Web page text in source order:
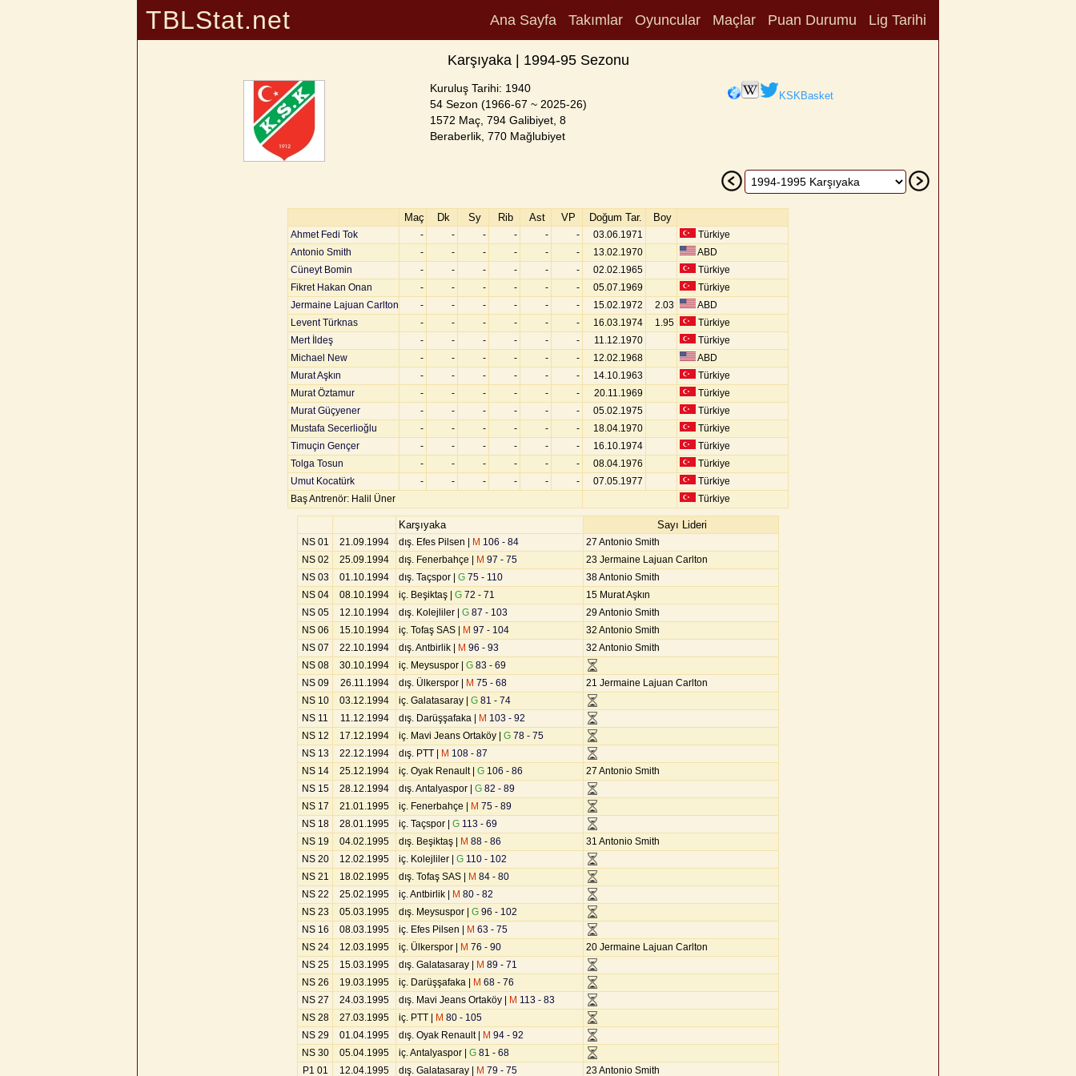
TBLStat.net Ana Sayfa Takımlar Oyuncular Maçlar Puan Durumu Lig Tarihi
Karşıyaka | 1994-95 Sezonu
Kuruluş Tarihi: 1940
54 Sezon (1966-67 ~ 2025-26)
1572 Maç, 794 Galibiyet, 8
Beraberlik, 770 Mağlubiyet
KSKBasket
Maç Dk Sy Rib Ast VP Doğum Tar. Boy
Ahmet Fedi Tok - - - - - - 03.06.1971
Türkiye
Antonio Smith
- - - - - - 13.02.1970
ABD
Cüneyt Bomin
- - - - - - 02.02.1965
Türkiye
Fikret Hakan Onan
- - - - - - 05.07.1969
Türkiye
Jermaine Lajuan Carlton
- - - - - - 15.02.1972 2.03
ABD
Levent Türknas
- - - - - - 16.03.1974 1.95
Türkiye
Mert İldeş
- - - - - - 11.12.1970
Türkiye
Michael New
- - - - - - 12.02.1968
ABD
Murat Aşkın
- - - - - - 14.10.1963
Türkiye
Murat Öztamur
- - - - - - 20.11.1969
Türkiye
Murat Güçyener
- - - - - - 05.02.1975
Türkiye
Mustafa Secerlioğlu
- - - - - - 18.04.1970
Türkiye
Timuçin Gençer
- - - - - - 16.10.1974
Türkiye
Tolga Tosun
- - - - - - 08.04.1976
Türkiye
Umut Kocatürk
- - - - - - 07.05.1977
Türkiye
Baş Antrenör: Halil Üner
Türkiye
Karşıyaka Sayı Lideri
NS 01 21.09.1994 dış. Efes Pilsen | M 106 - 84
27 Antonio Smith
NS 02
25.09.1994 dış. Fenerbahçe | M 97 - 75
23 Jermaine Lajuan Carlton
NS 03
01.10.1994 dış. Taçspor | G 75 - 110
38 Antonio Smith
NS 04
08.10.1994 iç. Beşiktaş | G 72 - 71
15 Murat Aşkın
NS 05
12.10.1994 dış. Kolejliler | G 87 - 103
29 Antonio Smith
NS 06
15.10.1994 iç. Tofaş SAS | M 97 - 104
32 Antonio Smith
NS 07
22.10.1994 dış. Antbirlik | M 96 - 93
32 Antonio Smith
NS 08
30.10.1994 iç. Meysuspor | G 83 - 69
NS 09
26.11.1994 dış. Ülkerspor | M 75 - 68
21 Jermaine Lajuan Carlton
NS 10
03.12.1994 iç. Galatasaray | G 81 - 74
NS 11
11.12.1994 dış. Darüşşafaka | M 103 - 92
NS 12
17.12.1994 iç. Mavi Jeans Ortaköy | G 78 - 75
NS 13
22.12.1994 dış. PTT | M 108 - 87
NS 14
25.12.1994 iç. Oyak Renault | G 106 - 86
27 Antonio Smith
NS 15
28.12.1994 dış. Antalyaspor | G 82 - 89
NS 17
21.01.1995 iç. Fenerbahçe | M 75 - 89
NS 18
28.01.1995 iç. Taçspor | G 113 - 69
NS 19
04.02.1995 dış. Beşiktaş | M 88 - 86
31 Antonio Smith
NS 20
12.02.1995 iç. Kolejliler | G 110 - 102
NS 21
18.02.1995 dış. Tofaş SAS | M 84 - 80
NS 22
25.02.1995 iç. Antbirlik | M 80 - 82
NS 23
05.03.1995 dış. Meysuspor | G 96 - 102
NS 16
08.03.1995 iç. Efes Pilsen | M 63 - 75
NS 24
12.03.1995 iç. Ülkerspor | M 76 - 90
20 Jermaine Lajuan Carlton
NS 25
15.03.1995 dış. Galatasaray | M 89 - 71
NS 26
19.03.1995 iç. Darüşşafaka | M 68 - 76
NS 27
24.03.1995 dış. Mavi Jeans Ortaköy | M 113 - 83
NS 28
27.03.1995 iç. PTT | M 80 - 105
NS 29
01.04.1995 dış. Oyak Renault | M 94 - 92
NS 30
05.04.1995 iç. Antalyaspor | G 81 - 68
P1 01
12.04.1995 dış. Galatasaray | M 79 - 75 23 Antonio Smith